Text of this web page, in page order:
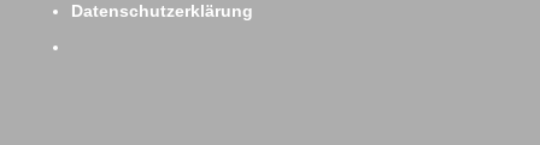
Datenschutzerklärung